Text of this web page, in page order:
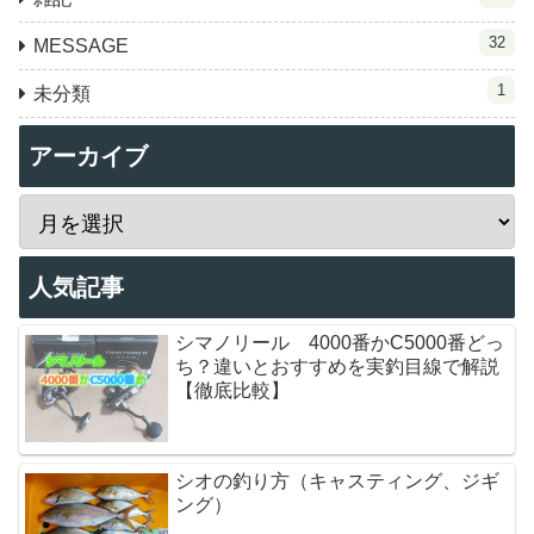
MESSAGE 32
未分類 1
アーカイブ
人気記事
シマノリール 4000番かC5000番どっ
ち？違いとおすすめを実釣目線で解説
【徹底比較】
シオの釣り方（キャスティング、ジギ
ング）